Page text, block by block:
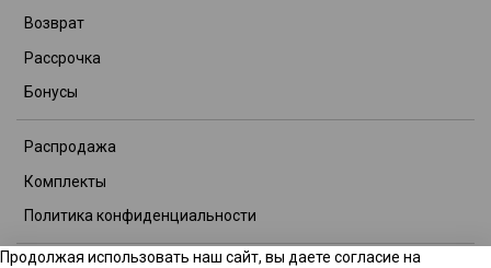
Возврат
Рассрочка
Бонусы
Распродажа
Комплекты
Политика конфиденциальности
Продолжая использовать наш сайт, вы даете согласие на